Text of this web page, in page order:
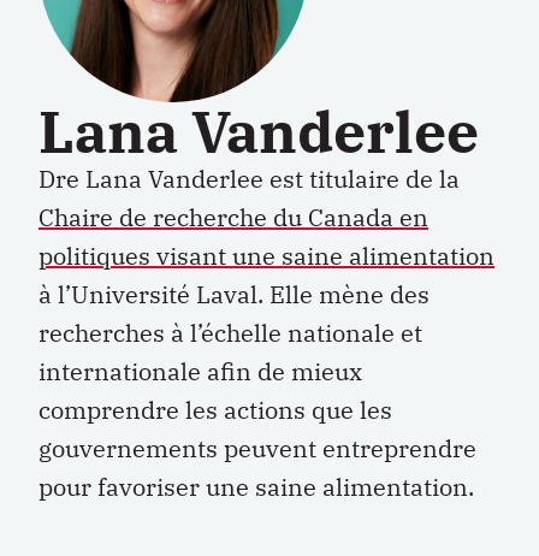
Lana Vanderlee
Dre Lana Vanderlee est titulaire de la
Chaire de recherche du Canada en
politiques visant une saine alimentation
à l’Université Laval. Elle mène des
recherches à l’échelle nationale et
internationale afin de mieux
comprendre les actions que les
gouvernements peuvent entreprendre
pour favoriser une saine alimentation.